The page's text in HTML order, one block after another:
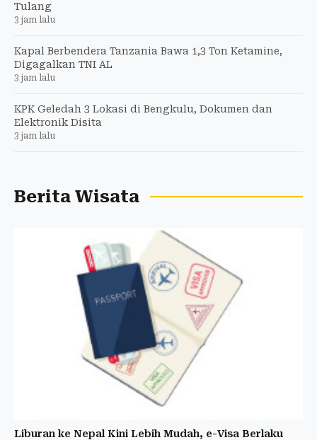
Tulang
3 jam lalu
Kapal Berbendera Tanzania Bawa 1,3 Ton Ketamine,
Digagalkan TNI AL
3 jam lalu
KPK Geledah 3 Lokasi di Bengkulu, Dokumen dan
Elektronik Disita
3 jam lalu
Berita Wisata
Liburan ke Nepal Kini Lebih Mudah, e-Visa Berlaku